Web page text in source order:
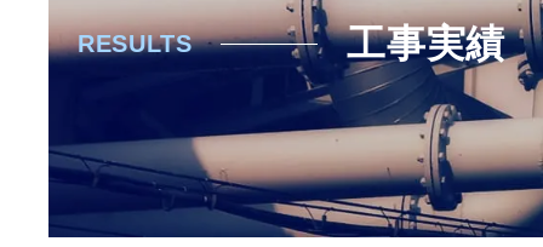
RESULTS 工事実績